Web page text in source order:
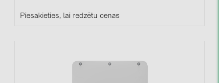
Piesakieties, lai redzētu cenas